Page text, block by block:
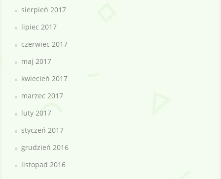
sierpień 2017
lipiec 2017
czerwiec 2017
maj 2017
kwiecień 2017
marzec 2017
luty 2017
styczeń 2017
grudzień 2016
listopad 2016